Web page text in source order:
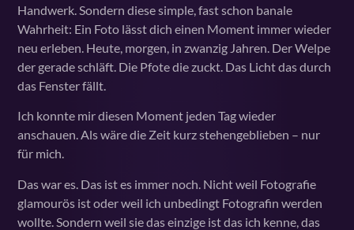
Handwerk. Sondern diese simple, fast schon banale
Wahrheit: Ein Foto lässt dich einen Moment immer wieder
neu erleben. Heute, morgen, in zwanzig Jahren. Der Welpe
der gerade schläft. Die Pfote die zuckt. Das Licht das durch
das Fenster fällt.
Ich konnte mir diesen Moment jeden Tag wieder
anschauen. Als wäre die Zeit kurz stehengeblieben – nur
für mich.
Das war es. Das ist es immer noch. Nicht weil Fotografie
glamourös ist oder weil ich unbedingt Fotografin werden
wollte. Sondern weil sie das einzige ist das ich kenne, das